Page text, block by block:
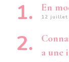
En
12 juillet
a une